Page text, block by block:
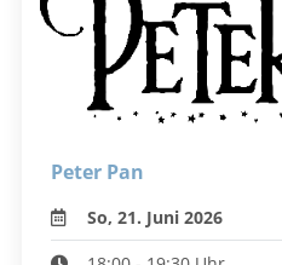
Peter Pan
So, 21. Juni 2026